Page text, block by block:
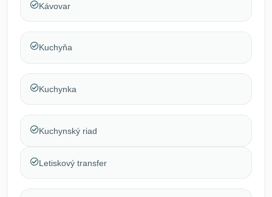
Kávovar
Kuchyňa
Kuchynka
Kuchynský riad
Letiskový transfer